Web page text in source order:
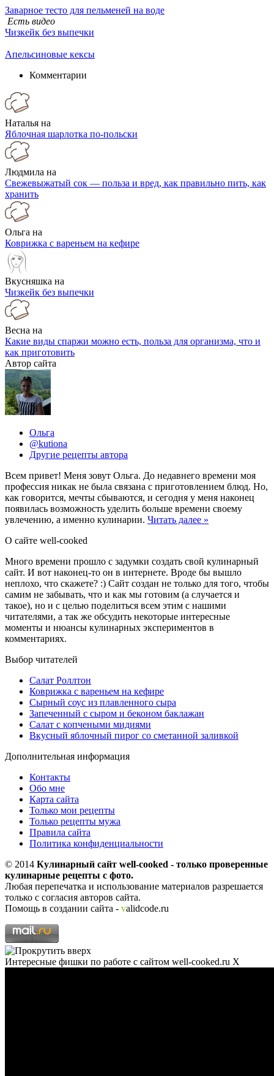
Заварное тесто для пельменей на воде
Есть видео
Чизкейк без выпечки
Апельсиновые кексы
Комментарии
Наталья на
Яблочная шарлотка по-польски
Людмила на
Свежевыжатый сок — польза и вред, как правильно пить, как
хранить
Ольга на
Коврижка с вареньем на кефире
Вкусняшка на
Чизкейк без выпечки
Весна на
Какие виды спаржи можно есть, польза для организма, что и
как приготовить
Автор сайта
Ольга
@kutiona
Другие рецепты автора
Всем привет! Меня зовут Ольга. До недавнего времени моя
профессия никак не была связана с приготовлением блюд. Но,
как говорится, мечты сбываются, и сегодня у меня наконец
появилась возможность уделить больше времени своему
увлечению, а именно кулинарии. Читать далее »
О сайте well-cooked
Много времени прошло с задумки создать свой кулинарный
сайт. И вот наконец-то он в интернете. Вроде бы вышло
неплохо, что скажете? :) Сайт создан не только для того, чтобы
самим не забывать, что и как мы готовим (а случается и
такое), но и с целью поделиться всем этим с нашими
читателями, а так же обсудить некоторые интересные
моменты и нюансы кулинарных экспериментов в
комментариях.
Выбор читателей
Салат Роллтон
Коврижка с вареньем на кефире
Сырный соус из плавленного сыра
Запеченный с сыром и беконом баклажан
Салат с копчеными мидиями
Вкусный яблочный пирог со сметанной заливкой
Дополнительная информация
Контакты
Обо мне
Карта сайта
Только мои рецепты
Только рецепты мужа
Правила сайта
Политика конфиденциальности
© 2014 Кулинарный сайт well-cooked - только проверенные
кулинарные рецепты с фото.
Любая перепечатка и использование материалов разрешается
только с согласия авторов сайта.
Помощь в создании сайта - validcode.ru
Интересные фишки по работе с сайтом well-cooked.ru X